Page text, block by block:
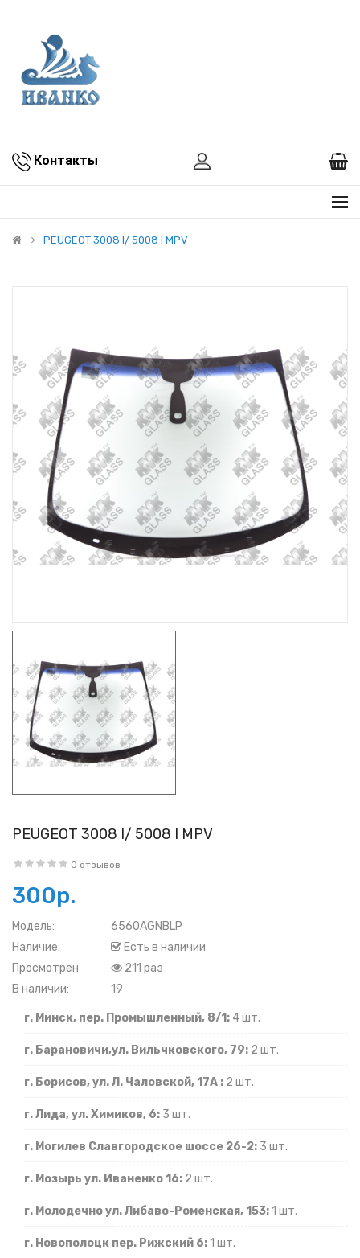
Контакты
PEUGEOT 3008 I/ 5008 I MPV
PEUGEOT 3008 I/ 5008 I MPV
0 отзывов
300р.
Модель:
6560AGNBLP
Наличие:
Есть в наличии
Просмотрен
211 раз
В наличии:
19
г. Минск, пер. Промышленный, 8/1: 4 шт.
г. Барановичи,ул. Вильчковского, 79: 2 шт.
г. Борисов, ул. Л. Чаловской, 17А : 2 шт.
г. Лида, ул. Химиков, 6: 3 шт.
г. Могилев Славгородское шоссе 26-2: 3 шт.
г. Мозырь ул. Иваненко 16: 2 шт.
г. Молодечно ул. Либаво-Роменская, 153:1 шт.
г. Новополоцк пер. Рижский 6:1 шт.